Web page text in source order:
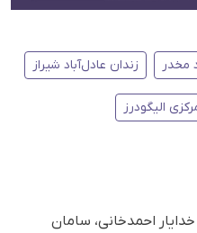
مخدر زندان عادل‌آباد شیراز
الیگودرز
احمدخانی، سامان